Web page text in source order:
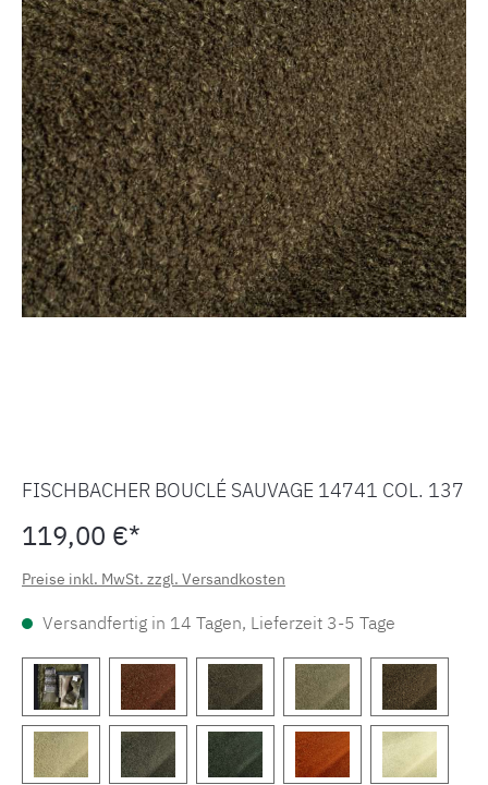
FISCHBACHER BOUCLÉ SAUVAGE 14741 COL. 137
119,00 €*
Preise inkl. MwSt. zzgl. Versandkosten
Versandfertig in 14 Tagen, Lieferzeit 3-5 Tage